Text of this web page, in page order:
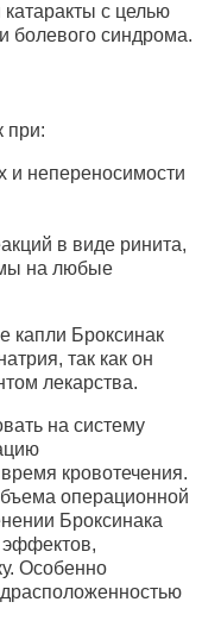
с целью
болевого синдрома.
при:
и непереносимости
в виде ринита,
на любые
капли Броксинак
так как он
лекарства.
на систему
кровотечения.
операционной
Броксинака
эффектов,
Особенно